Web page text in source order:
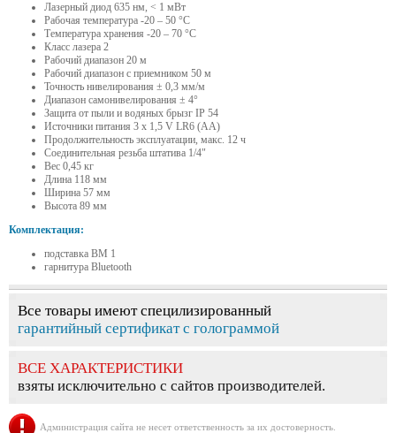
Лазерный диод 635 нм, < 1 мВт
Рабочая температура -20 – 50 °C
Температура хранения -20 – 70 °C
Класс лазера 2
Рабочий диапазон 20 м
Рабочий диапазон с приемником 50 м
Точность нивелирования ± 0,3 мм/м
Диапазон самонивелирования ± 4°
Защита от пыли и водяных брызг IP 54
Источники питания 3 x 1,5 V LR6 (AA)
Продолжительность эксплуатации, макс. 12 ч
Соединительная резьба штатива 1/4"
Вес 0,45 кг
Длина 118 мм
Ширина 57 мм
Высота 89 мм
Комплектация:
подставка BM 1
гарнитура Bluetooth
Все товары имеют специлизированный
гарантийный сертификат с голограммой
ВСЕ ХАРАКТЕРИСТИКИ
взяты исключительно с сайтов производителей.
Администрация сайта не несет ответственность за их достоверность.